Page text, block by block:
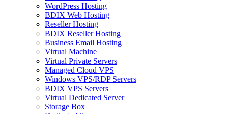
WordPress Hosting
BDIX Web Hosting
Reseller Hosting
BDIX Reseller Hosting
Business Email Hosting
Virtual Machine
Virtual Private Servers
Managed Cloud VPS
Windows VPS/RDP Servers
BDIX VPS Servers
Virtual Dedicated Server
Storage Box